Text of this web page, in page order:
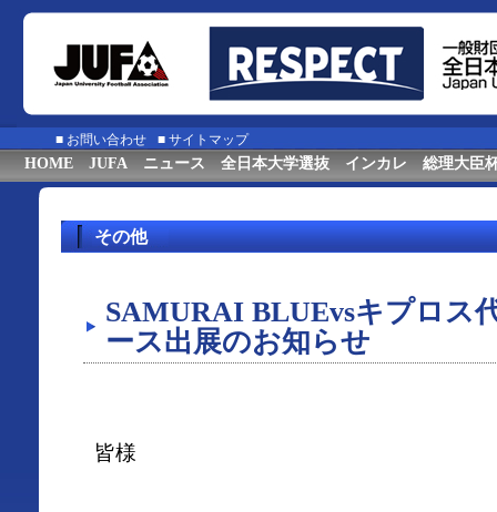
■ お問い合わせ ■ サイトマップ
HOME JUFA ニュース 全日本大学選抜 インカレ 総理大臣
その他
SAMURAI BLUEvsキプロス
ース出展のお知らせ
皆様